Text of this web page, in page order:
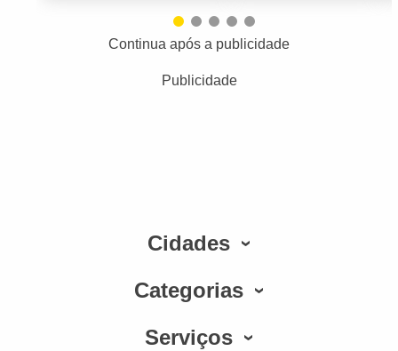
Continua após a publicidade
Publicidade
Cidades
Categorias
Serviços